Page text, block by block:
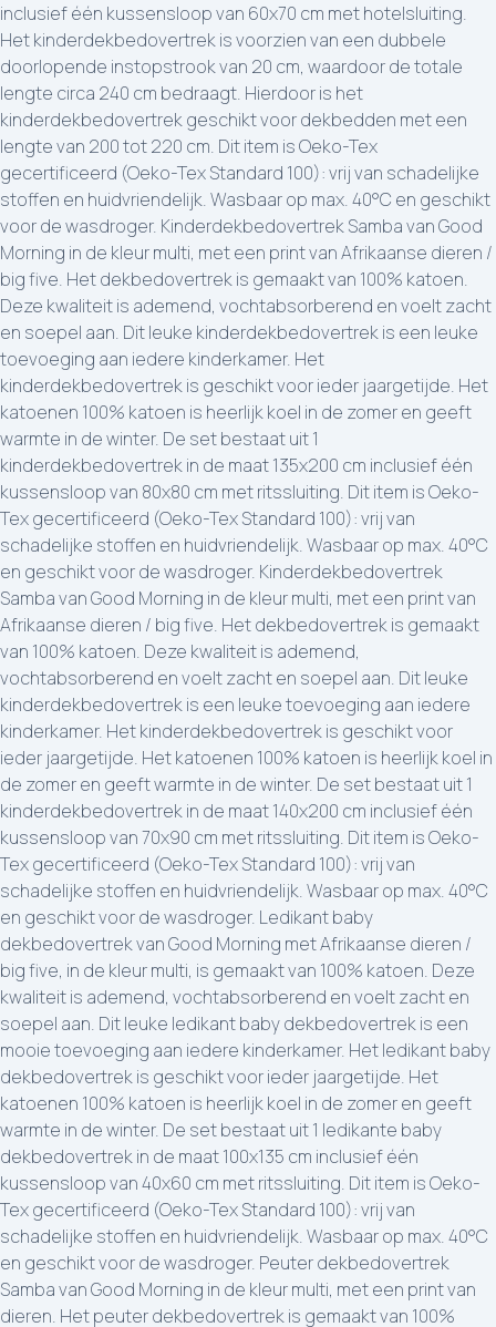
inclusief één kussensloop van 60x70 cm met hotelsluiting.
Het kinderdekbedovertrek is voorzien van een dubbele
doorlopende instopstrook van 20 cm, waardoor de totale
lengte circa 240 cm bedraagt. Hierdoor is het
kinderdekbedovertrek geschikt voor dekbedden met een
lengte van 200 tot 220 cm. Dit item is Oeko-Tex
gecertificeerd (Oeko-Tex Standard 100): vrij van schadelijke
stoffen en huidvriendelijk. Wasbaar op max. 40°C en geschikt
voor de wasdroger. Kinderdekbedovertrek Samba van Good
Morning in de kleur multi, met een print van Afrikaanse dieren /
big five. Het dekbedovertrek is gemaakt van 100% katoen.
Deze kwaliteit is ademend, vochtabsorberend en voelt zacht
en soepel aan. Dit leuke kinderdekbedovertrek is een leuke
toevoeging aan iedere kinderkamer. Het
kinderdekbedovertrek is geschikt voor ieder jaargetijde. Het
katoenen 100% katoen is heerlijk koel in de zomer en geeft
warmte in de winter. De set bestaat uit 1
kinderdekbedovertrek in de maat 135x200 cm inclusief één
kussensloop van 80x80 cm met ritssluiting. Dit item is Oeko-
Tex gecertificeerd (Oeko-Tex Standard 100): vrij van
schadelijke stoffen en huidvriendelijk. Wasbaar op max. 40°C
en geschikt voor de wasdroger. Kinderdekbedovertrek
Samba van Good Morning in de kleur multi, met een print van
Afrikaanse dieren / big five. Het dekbedovertrek is gemaakt
van 100% katoen. Deze kwaliteit is ademend,
vochtabsorberend en voelt zacht en soepel aan. Dit leuke
kinderdekbedovertrek is een leuke toevoeging aan iedere
kinderkamer. Het kinderdekbedovertrek is geschikt voor
ieder jaargetijde. Het katoenen 100% katoen is heerlijk koel in
de zomer en geeft warmte in de winter. De set bestaat uit 1
kinderdekbedovertrek in de maat 140x200 cm inclusief één
kussensloop van 70x90 cm met ritssluiting. Dit item is Oeko-
Tex gecertificeerd (Oeko-Tex Standard 100): vrij van
schadelijke stoffen en huidvriendelijk. Wasbaar op max. 40°C
en geschikt voor de wasdroger. Ledikant baby
dekbedovertrek van Good Morning met Afrikaanse dieren /
big five, in de kleur multi, is gemaakt van 100% katoen. Deze
kwaliteit is ademend, vochtabsorberend en voelt zacht en
soepel aan. Dit leuke ledikant baby dekbedovertrek is een
mooie toevoeging aan iedere kinderkamer. Het ledikant baby
dekbedovertrek is geschikt voor ieder jaargetijde. Het
katoenen 100% katoen is heerlijk koel in de zomer en geeft
warmte in de winter. De set bestaat uit 1 ledikante baby
dekbedovertrek in de maat 100x135 cm inclusief één
kussensloop van 40x60 cm met ritssluiting. Dit item is Oeko-
Tex gecertificeerd (Oeko-Tex Standard 100): vrij van
schadelijke stoffen en huidvriendelijk. Wasbaar op max. 40°C
en geschikt voor de wasdroger. Peuter dekbedovertrek
Samba van Good Morning in de kleur multi, met een print van
dieren. Het peuter dekbedovertrek is gemaakt van 100%